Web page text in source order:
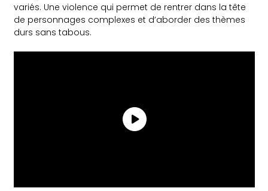
variés. Une violence qui permet de rentrer dans la tête
de personnages complexes et d’aborder des thèmes
durs sans tabous.